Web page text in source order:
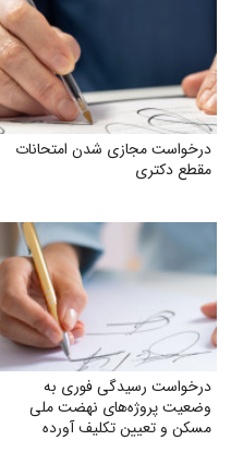
درخواست مجازی شدن امتحانات
مقطع دکتری
درخواست رسیدگی فوری به
وضعیت پروژه‌های نهضت ملی
مسکن و تعیین تکلیف آورده